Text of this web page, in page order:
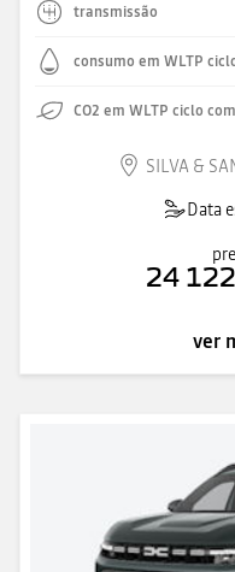
transmissão
consumo em WLTP
CO2 em WLTP ciclo
SILVA &
Data
24
ver